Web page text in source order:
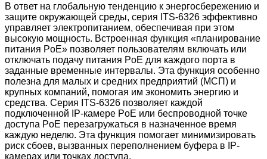
В ответ на глобальную тенденцию к энергосбережению и
защите окружающей среды, серия ITS-6326 эффективно
управляет электропитанием, обеспечивая при этом
высокую мощность. Встроенная функция «планирование
питания PoE» позволяет пользователям включать или
отключать подачу питания PoE для каждого порта в
заданные временные интервалы. Эта функция особенно
полезна для малых и средних предприятий (МСП) и
крупных компаний, помогая им экономить энергию и
средства. Серия ITS-6326 позволяет каждой
подключенной IP-камере PoE или беспроводной точке
доступа PoE перезагружаться в назначенное время
каждую неделю. Эта функция помогает минимизировать
риск сбоев, вызванных переполнением буфера в IP-
камерах или точках доступа.